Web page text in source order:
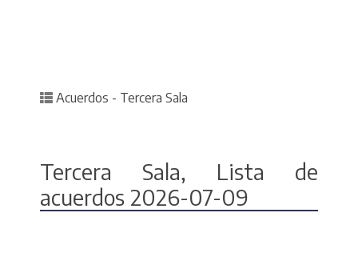
Posted in
Acuerdos - Tercera Sala
Tercera Sala, Lista de
acuerdos 2026-07-09